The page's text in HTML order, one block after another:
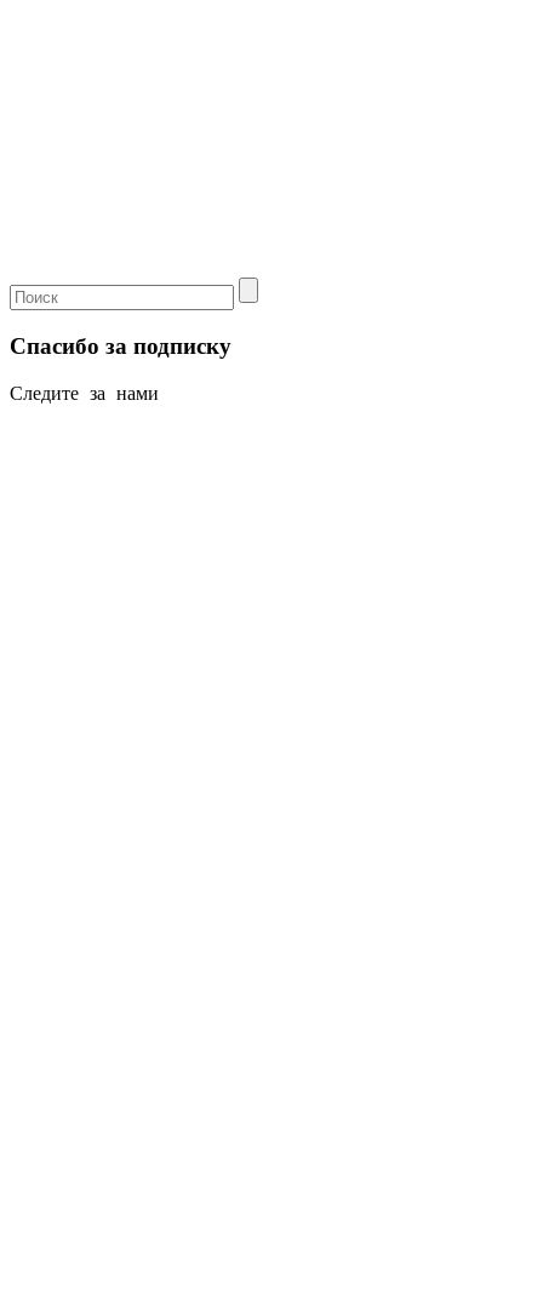
Спасибо за подписку
Следите за нами